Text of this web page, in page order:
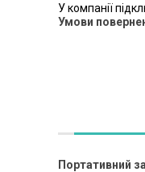
У компанії
Портативний